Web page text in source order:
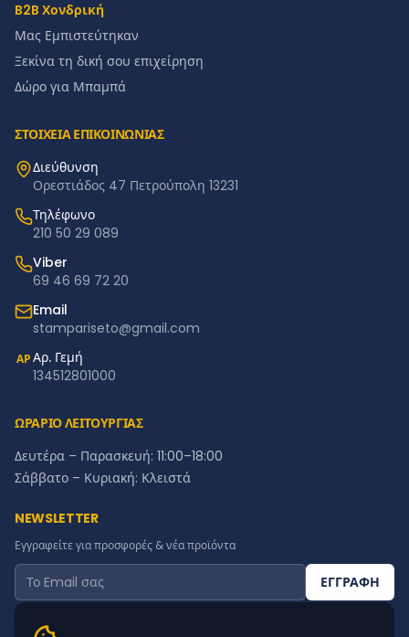
B2B Χονδρική
Μας Εμπιστεύτηκαν
Ξεκίνα τη δική σου επιχείρηση
Δώρο για Μπαμπά
ΣΤΟΙΧΕΙΑ ΕΠΙΚΟΙΝΩΝΙΑΣ
Διεύθυνση
Ορεστιάδος 47 Πετρούπολη 13231
Τηλέφωνο
210 50 29 089
Viber
69 46 69 72 20
Email
stampariseto@gmail.com
ΑΡΑρ. Γεμή
134512801000
ΩΡΑΡΙΟ ΛΕΙΤΟΥΡΓΙΑΣ
Δευτέρα – Παρασκευή: 11:00–18:00
Σάββατο – Κυριακή: Κλειστά
NEWSLETTER
Εγγραφείτε για προσφορές & νέα προϊόντα
ΕΓΓΡΑΦΗ